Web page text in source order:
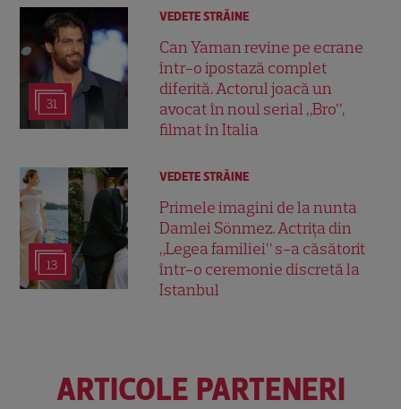
31
VEDETE STRĂINE
Can Yaman revine pe ecrane
într-o ipostază complet
diferită. Actorul joacă un
avocat în noul serial „Bro”,
filmat în Italia
13
VEDETE STRĂINE
Primele imagini de la nunta
Damlei Sönmez. Actrița din
„Legea familiei” s-a căsătorit
într-o ceremonie discretă la
Istanbul
ARTICOLE PARTENERI